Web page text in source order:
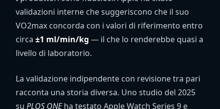
validazioni interne che suggeriscono che il suo
VO2max concorda con i valori di riferimento entro
circa ±1 ml/min/kg — il che lo renderebbe quasi a
livello di laboratorio.
La validazione indipendente con revisione tra pari
racconta una storia diversa. Uno studio del 2025
su PLOS ONEha testato Apple Watch Series 9 e